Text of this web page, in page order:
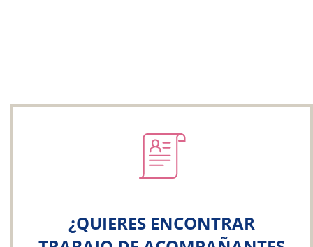
¿QUIERES ENCONTRAR